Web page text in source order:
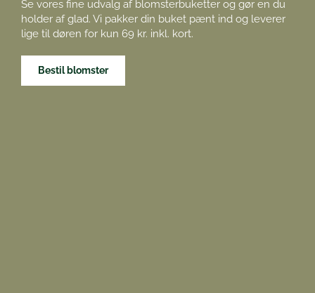
Se vores fine udvalg af blomsterbuketter og gør en du
holder af glad. Vi pakker din buket pænt ind og leverer
lige til døren for kun 69 kr. inkl. kort.
Bestil blomster